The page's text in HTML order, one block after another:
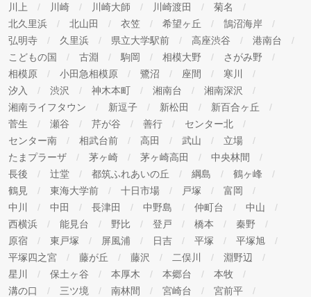
川上
川崎 川崎大師 川崎渡田
菊名
北久里浜
北山田 衣笠 希望ヶ丘
鵠沼海岸
弘明寺
久里浜 県立大学駅前 高座渋谷
港南台
こどもの国
古淵 駒岡 相模大野
さがみ野
相模原
小田急相模原 鷺沼 座間
寒川
汐入
渋沢 神木本町 湘南台
湘南深沢
湘南ライフタウン
新逗子 新松田
新百合ヶ丘
菅生
瀬谷 芹が谷 善行
センター北
センター南
相武台前 高田 武山
立場
たまプラーザ
茅ヶ崎 茅ヶ崎高田
中央林間
長後
辻堂 都筑ふれあいの丘 綱島
鶴ヶ峰
鶴見
東海大学前 十日市場 戸塚
富岡
中川
中田 長津田 中野島 仲町台
中山
西横浜
能見台 野比 登戸 橋本
秦野
原宿
東戸塚 屏風浦 日吉 平塚
平塚旭
平塚四之宮
藤が丘 藤沢 二俣川
淵野辺
星川
保土ヶ谷 本厚木 本郷台
本牧
溝の口
三ツ境 南林間 宮崎台
宮前平